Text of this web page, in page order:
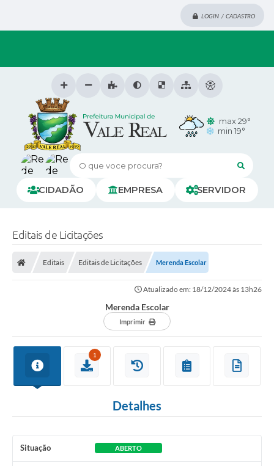
LOGIN / CADASTRO
O que voce procura?
CIDADÃO EMPRESA SERVIDOR
max 29°
min 19°
Editais de Licitações
Editais Editais de Licitações Merenda Escolar
Atualizado em: 18/12/2024 às 13h26
Merenda Escolar
Imprimir
1
Detalhes
Situação ABERTO